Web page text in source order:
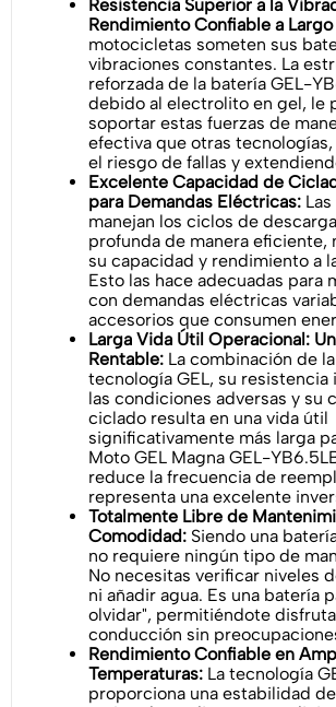
Resistencia Superior a la
Rendimiento Confiable a Largo
motocicletas someten sus
vibraciones constantes. La
reforzada de la batería GEL-
debido al electrolito en gel, le
soportar estas fuerzas de
efectiva que otras
el riesgo de fallas y
Excelente Capacidad de
para Demandas Eléctricas:
manejan los ciclos de
profunda de manera eficiente,
su capacidad y rendimiento a
Esto las hace adecuadas para
con demandas eléctricas
accesorios que consumen
Larga Vida Útil Operacional:
Rentable: La combinación de
tecnología GEL, su resistencia
las condiciones adversas y su
ciclado resulta en una vida útil
significativamente más larga
Moto GEL Magna GEL-
reduce la frecuencia de
representa una excelente
Totalmente Libre de
Comodidad: Siendo una
no requiere ningún tipo de
No necesitas verificar niveles
ni añadir agua. Es una batería
olvidar", permitiéndote
conducción sin
Rendimiento Confiable en
Temperaturas: La tecnología
proporciona una estabilidad